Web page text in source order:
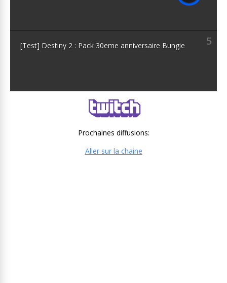
5
[Test] Destiny 2 : Pack 30eme anniversaire Bungie
Prochaines diffusions:
Aller sur la chaine